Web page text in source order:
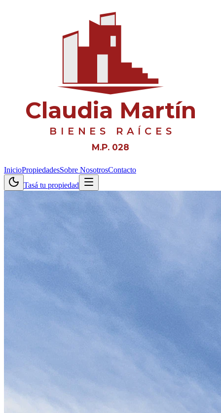
Claudia Martín
BIENES RAÍCES
M.P. 028
InicioPropiedadesSobre NosotrosContacto
Tasá tu propiedad